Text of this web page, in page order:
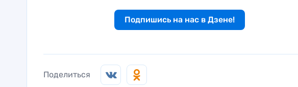
Подпишись на нас в Дзене!
Поделиться